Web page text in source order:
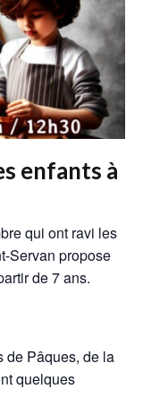
enfants à
qui ont ravi les
Servan propose
de 7 ans.
de Pâques, de la
quelques